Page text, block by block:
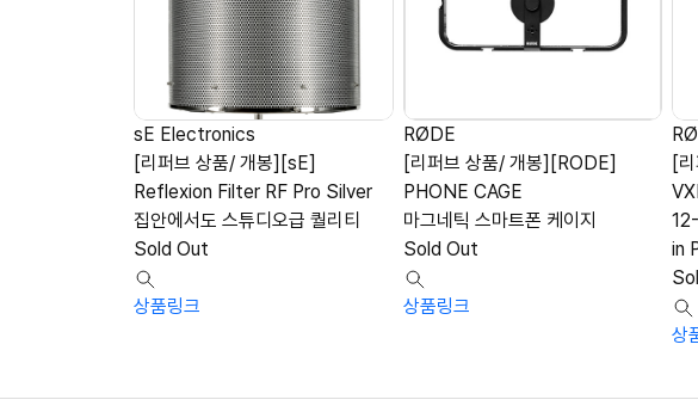
sE Electronics
[리퍼브 상품/ 개봉][sE]
Reflexion Filter RF Pro Silver
집안에서도 스튜디오급 퀄리티
Sold Out
상품링크
RØDE
[리퍼브 상품/ 개봉][RODE]
PHONE CAGE
마그네틱 스마트폰 케이지
Sold Out
상품링크
[
in
상